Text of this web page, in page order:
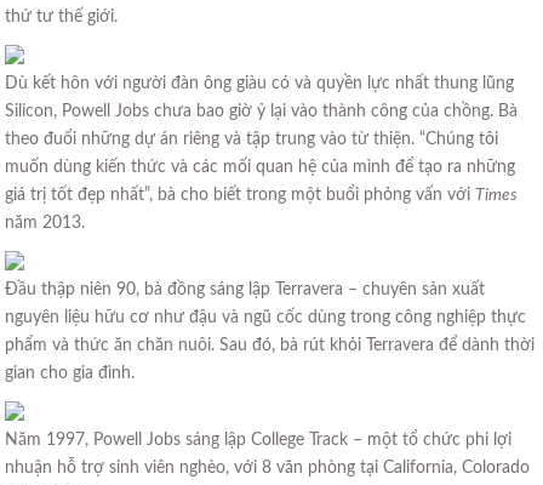
thứ tư thế giới.
Dù kết hôn với người đàn ông giàu có và quyền lực nhất thung lũng
Silicon, Powell Jobs chưa bao giờ ỷ lại vào thành công của chồng. Bà
theo đuổi những dự án riêng và tập trung vào từ thiện. “Chúng tôi
muốn dùng kiến thức và các mối quan hệ của mình để tạo ra những
giá trị tốt đẹp nhất”, bà cho biết trong một buổi phỏng vấn với Times
năm 2013.
Đầu thập niên 90, bà đồng sáng lập Terravera – chuyên sản xuất
nguyên liệu hữu cơ như đậu và ngũ cốc dùng trong công nghiệp thực
phẩm và thức ăn chăn nuôi. Sau đó, bà rút khỏi Terravera để dành thời
gian cho gia đình.
Năm 1997, Powell Jobs sáng lập College Track – một tổ chức phi lợi
nhuận hỗ trợ sinh viên nghèo, với 8 văn phòng tại California, Colorado